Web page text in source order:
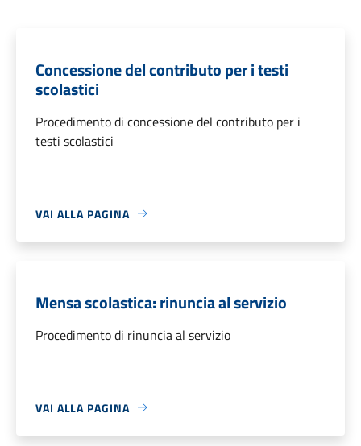
Concessione del contributo per i testi
scolastici
Procedimento di concessione del contributo per i
testi scolastici
VAI ALLA PAGINA
Mensa scolastica: rinuncia al servizio
Procedimento di rinuncia al servizio
VAI ALLA PAGINA